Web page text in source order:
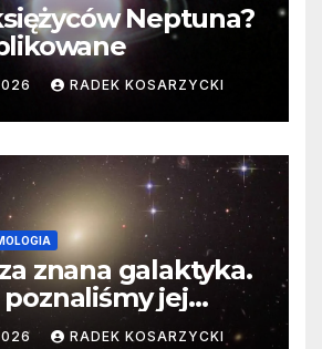
Neptuna?
RADEK KOSARZYCKI
znana galaktyka.
jej
wymiaryRADEK KOSARZYCKI